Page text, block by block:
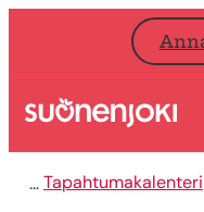
Siirry sisältöön
Etusivu
Tapahtumakalenteri